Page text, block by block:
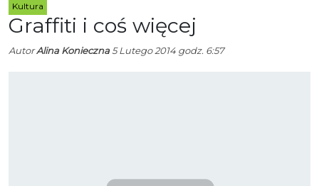
Kultura
Graffiti i coś więcej
AutorAlina Konieczna5 Lutego 2014 godz. 6:57